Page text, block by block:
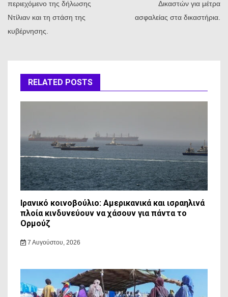
περιεχόμενο της δήλωσης
Ντίλιαν και τη στάση της
κυβέρνησης.
Δικαστών για μέτρα
ασφαλείας στα δικαστήρια.
RELATED POSTS
Ιρανικό κοινοβούλιο: Αμερικανικά και ισραηλινά
πλοία κινδυνεύουν να χάσουν για πάντα το
Ορμούζ
7 Αυγούστου, 2026